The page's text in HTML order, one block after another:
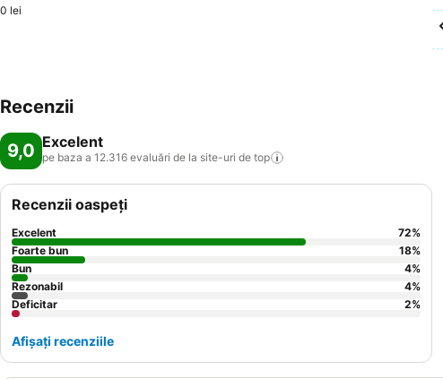
0 lei
Recenzii
9,0 Excelent
pe baza a 12.316 evaluări de la site-uri de top
Recenzii oaspeți
Excelent 72%
Foarte bun
18%
Bun
4%
Rezonabil
4%
Deficitar
2%
Afișați recenziile